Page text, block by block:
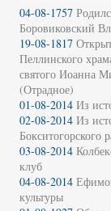
04-08-1757
Боровиковский
19-08-1817
Пеллинского
святого Иоанна
(Отрадное)
01-08-2014 Из
02-08-2014 Из
Бокситогорского
03-08-2014
клуб
04-08-2014
культуры